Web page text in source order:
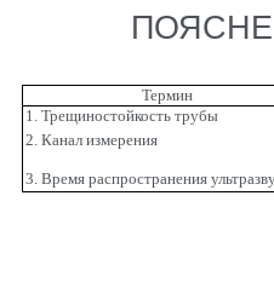
Термин
1. Трещиностойкость трубы
2. Канал измерения
3. Время распространения